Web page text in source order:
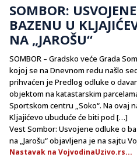
SOMBOR:
BAZENU U
NA „JAROŠU“
SOMBOR – Gradsko veće Grada
kojoj se na Dnevnom redu našlo
prihvaćen je Predlog odluke o
objektom na katastarskim
Sportskom centru „Soko“. Na ovaj
Kljajićevo ubuduće će biti pod […]
Vest Sombor: Usvojene odluke o
na „Jarošu“ objavljena je na sajtu
Nastavak na VojvodinaUzivo.rs...